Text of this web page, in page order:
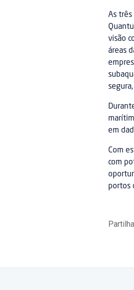
As três
visão
áreas
em
Com
com
portos